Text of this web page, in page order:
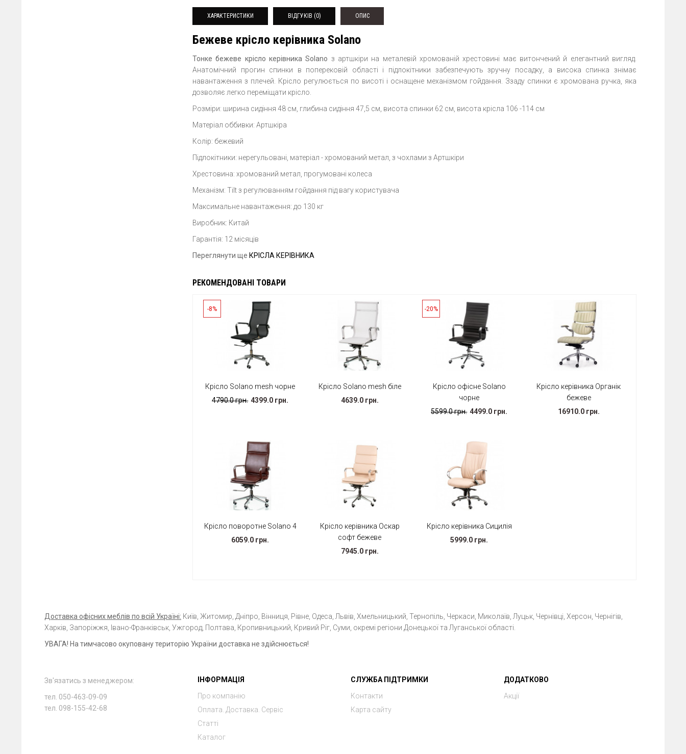
ХАРАКТЕРИСТИКИ ВІДГУКІВ (0) ОПИС
Бежеве крісло керівника Solano
Тонке бежеве крісло керівника Solano з артшкіри на металевій хромованій хрестовині має витончений й елегантний вигляд.
Анатомічний прогин спинки в поперековій області і підлокітники забезпечують зручну посадку, а висока спинка знімає
навантаження з плечей. Крісло регулюється по висоті і оснащене механізмом гойдання. Ззаду спинки є хромована ручка, яка
дозволяє легко переміщати крісло.
Розміри: ширина сидіння 48 см, глибина сидіння 47,5 см, висота спинки 62 см, висота крісла 106 -114 см
Матеріал оббивки: Артшкіра
Колір: бежевий
Підлокітники: нерегульовані, матеріал - хромований метал, з чохлами з Артшкіри
Хрестовина: хромований метал, прогумовані колеса
Механізм: Tilt з регулюванням гойдання під вагу користувача
Максимальне навантаження: до 130 кг
Виробник: Китай
Гарантія: 12 місяців
Переглянути ще КРІСЛА КЕРІВНИКА
РЕКОМЕНДОВАНІ ТОВАРИ
-8%
Крісло Solano mesh чорне
4790.0 грн. 4399.0 грн.
Крісло Solano mesh біле
4639.0 грн.
-20%
Крісло офісне Solano
чорне
5599.0 грн. 4499.0 грн.
Крісло керівника Органік
бежеве
16910.0 грн.
Крісло поворотне Solano 4
6059.0 грн.
Крісло керівника Оскар
софт бежеве
7945.0 грн.
Крісло керівника Сицилія
5999.0 грн.
Доставка офісних меблів по всій Україні: Київ, Житомир, Дніпро, Вінниця, Рівне, Одеса, Львів, Хмельницький, Тернопіль, Черкаси, Миколаїв, Луцьк, Чернівці, Херсон, Чернігів,
Харків, Запоріжжя, Івано-Франківськ, Ужгород, Полтава, Кропивницький, Кривий Ріг, Суми, окремі регіони Донецької та Луганської області.
УВАГА! На тимчасово окуповану територію України доставка не здійснюється!
Зв'язатись з менеджером:
тел. 050-463-09-09
тел. 098-155-42-68
ІНФОРМАЦІЯ
Про компанію
Оплата. Доставка. Сервіс
Статті
Каталог
СЛУЖБА ПІДТРИМКИ
Контакти
Карта сайту
ДОДАТКОВО
Акції